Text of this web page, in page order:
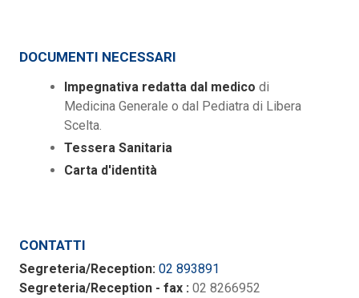
DOCUMENTI NECESSARI
Impegnativa redatta dal medico di
Medicina Generale o dal Pediatra di Libera
Scelta.
Tessera Sanitaria
Carta d'identità
CONTATTI
Segreteria/Reception: 02 893891
Segreteria/Reception - fax : 02 8266952